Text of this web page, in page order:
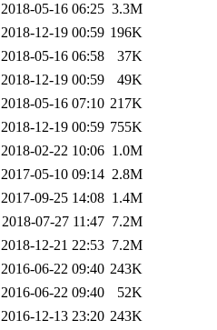
2018-05-16 06:25 3.3M
2018-12-19 00:59 196K
2018-05-16 06:58
37K
2018-12-19 00:59
49K
2018-05-16 07:10 217K
2018-12-19 00:59 755K
2018-02-22 10:06 1.0M
2017-05-10 09:14 2.8M
2017-09-25 14:08 1.4M
2018-07-27 11:47 7.2M
2018-12-21 22:53 7.2M
2016-06-22 09:40 243K
2016-06-22 09:40
52K
2016-12-13 23:20 243K